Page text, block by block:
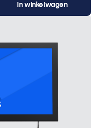
In winkelwagen